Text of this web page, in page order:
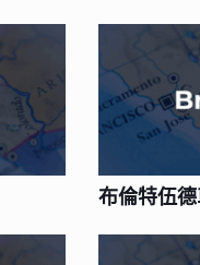
布倫特伍